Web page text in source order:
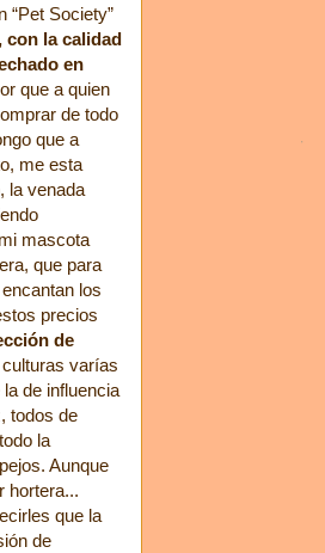
“Pet Society”
con la calidad
en
que a quien
de todo
que a
me esta
la venada
mascota
que para
los
precios
de
varías
de influencia
todos de
la
Aunque
hortera...
que la
de